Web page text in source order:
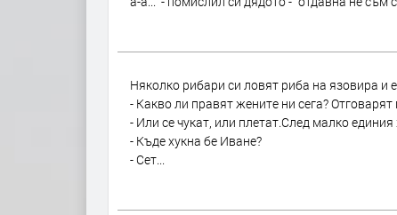
Няколко рибари си ловят риба на язовира и
- Какво ли правят жените ни сега? Отговарят
- Или се чукат, или плетат.След малко
- Къде хукна бе Иване?
- Сет...